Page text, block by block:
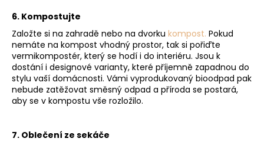
6. Kompostujte
Založte si na zahradě nebo na dvorku kompost. Pokud
nemáte na kompost vhodný prostor, tak si pořiďte
vermikompostér, který se hodí i do interiéru. Jsou k
dostání i designové varianty, které příjemně zapadnou do
stylu vaší domácnosti. Vámi vyprodukovaný bioodpad pak
nebude zatěžovat směsný odpad a příroda se postará,
aby se v kompostu vše rozložilo.
7. Oblečení ze sekáče